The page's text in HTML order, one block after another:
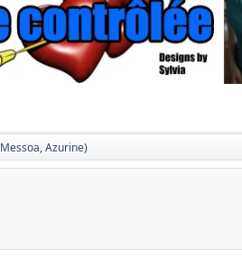
Messoa,Azurine)